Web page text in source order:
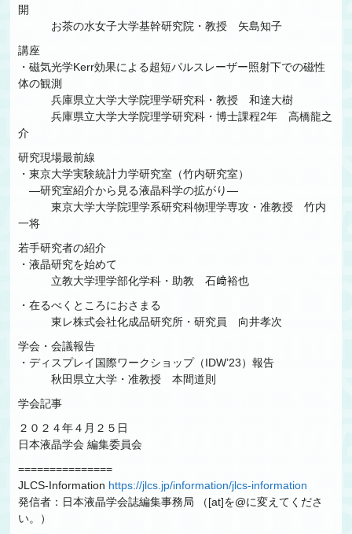
開
お茶の水女子大学基幹研究院・教授 矢島知子
講座
・磁気光学Kerr効果による超短パルスレーザー照射下での磁性
体の観測
兵庫県立大学大学院理学研究科・教授 和達大樹
兵庫県立大学大学院理学研究科・博士課程2年 高橋龍之
介
研究現場最前線
・東京大学実験統計力学研究室（竹内研究室）
―研究室紹介から見る液晶科学の拡がり―
東京大学大学院理学系研究科物理学専攻・准教授 竹内
一将
若手研究者の紹介
・液晶研究を始めて
立教大学理学部化学科・助教 石﨑裕也
・在るべくところにおさまる
東レ株式会社化成品研究所・研究員 向井孝次
学会・会議報告
・ディスプレイ国際ワークショップ（IDW’23）報告
秋田県立大学・准教授 本間道則
学会記事
２０２４年４月２５日
日本液晶学会 編集委員会
===============
JLCS-Information https://jlcs.jp/information/jlcs-information
発信者：日本液晶学会誌編集事務局
（[at]を@に変えてくださ
い。）